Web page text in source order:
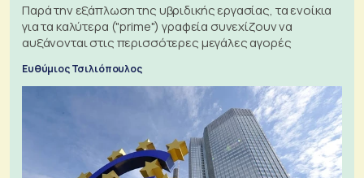
Παρά την εξάπλωση της υβριδικής εργασίας, τα ενοίκια
για τα καλύτερα ("prime") γραφεία συνεχίζουν να
αυξάνονται στις περισσότερες μεγάλες αγορές
Ευθύμιος Τσιλιόπουλος